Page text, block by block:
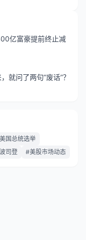
亿富豪提前终止减
就问了两句“废话”？
国总统选举
司登 #美股市场动态